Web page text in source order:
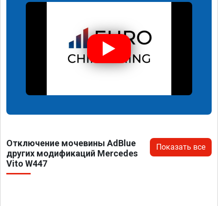
Отключение мочевины AdBlue
других модификаций Mercedes
Vito W447
Показать все